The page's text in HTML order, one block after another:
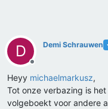
D
Offline
Demi Schrauwen
Heyy michaelmarkusz,
Tot onze verbazing is
volgeboekt voor andere